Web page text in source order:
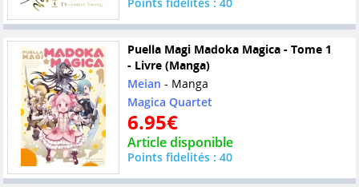
Puella Magi Madoka Magica - Tome 1
- Livre (Manga)
Meian - Manga
Magica Quartet
6.95€
Article disponible
Points fidelités : 40